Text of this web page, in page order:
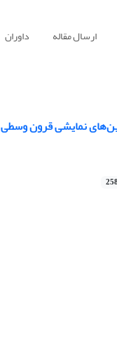
ارسال مقاله داوران
نمایشی قرون وسطی